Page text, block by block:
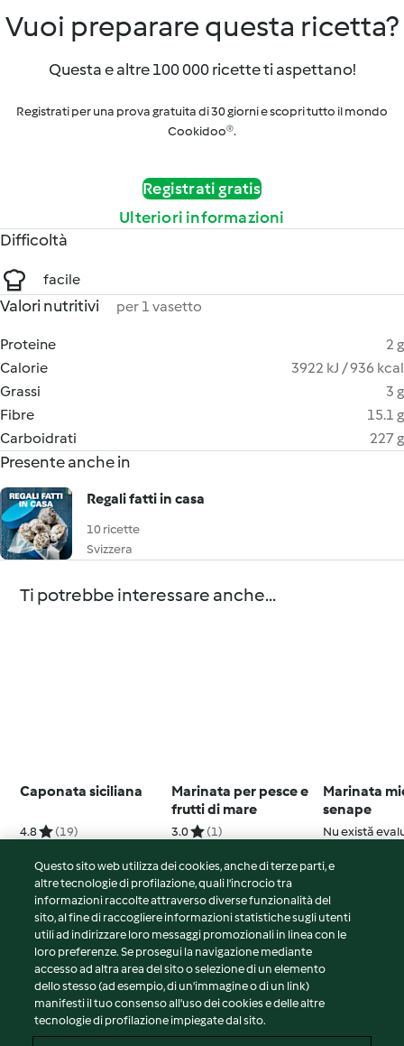
Vuoi preparare questa ricetta?
Questa e altre 100 000 ricette ti aspettano!
Registrati per una prova gratuita di 30 giorni e scopri tutto il mondo
Cookidoo®.
Registrati gratis
Ulteriori informazioni
Difficoltà
facile
Valori nutritivi per 1 vasetto
Proteine
2 g
Calorie
3922 kJ / 936 kcal
Grassi
3 g
Fibre
15.1 g
Carboidrati
227 g
Presente anche in
Regali fatti in casa
10 ricette
Svizzera
Ti potrebbe interessare anche...
Caponata siciliana
4.8 (19)
Marinata per pesce e
frutti di mare
3.0 (1)
Marinata
senape
Nu există
© Copyright 2026
Termini del servizio
Informativa sulla privacy
Avvertenze generali
Note legali
Questo sito web utilizza dei cookies, anche di terze parti, e
altre tecnologie di profilazione, quali l’incrocio tra
informazioni raccolte attraverso diverse funzionalità del
sito, al fine di raccogliere informazioni statistiche sugli utenti
utili ad indirizzare loro messaggi promozionali in linea con le
loro preferenze. Se prosegui la navigazione mediante
accesso ad altra area del sito o selezione di un elemento
dello stesso (ad esempio, di un'immagine o di un link)
manifesti il tuo consenso all'uso dei cookies e delle altre
tecnologie di profilazione impiegate dal sito.